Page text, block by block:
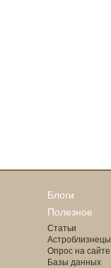
Блоги
Полезное
Статьи
Астроблизнецы
Опрос на сайте
Базы данных